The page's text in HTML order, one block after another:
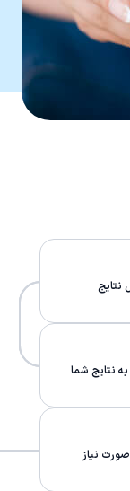
نتایج
نتایج شما
نیاز